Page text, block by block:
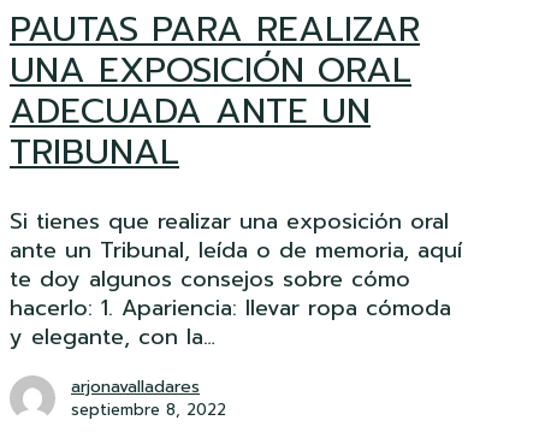
EXPOSICIÓN
ORAL
ADECUADA
ANTE
UN
TRIBUNAL
PAUTAS PARA REALIZAR
UNA EXPOSICIÓN ORAL
ADECUADA ANTE UN
TRIBUNAL
Si tienes que realizar una exposición oral
ante un Tribunal, leída o de memoria, aquí
te doy algunos consejos sobre cómo
hacerlo: 1. Apariencia: llevar ropa cómoda
y elegante, con la…
arjonavalladares
septiembre 8, 2022